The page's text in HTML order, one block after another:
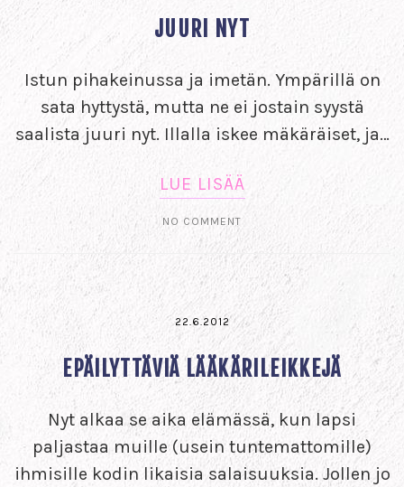
JUURI NYT
Istun pihakeinussa ja imetän. Ympärillä on
sata hyttystä, mutta ne ei jostain syystä
saalista juuri nyt. Illalla iskee mäkäräiset, ja…
LUE LISÄÄ
NO COMMENT
22.6.2012
EPÄILYTTÄVIÄ LÄÄKÄRILEIKKEJÄ
Nyt alkaa se aika elämässä, kun lapsi
paljastaa muille (usein tuntemattomille)
ihmisille kodin likaisia salaisuuksia. Jollen jo